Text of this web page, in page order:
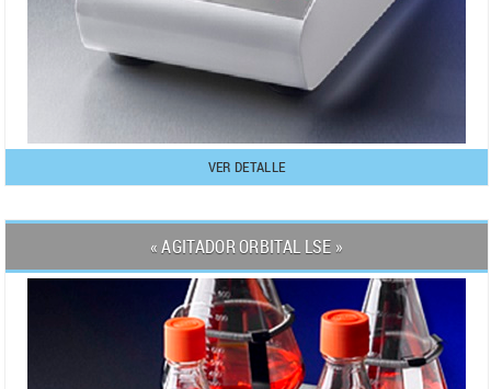
VER DETALLE
« AGITADOR ORBITAL LSE »